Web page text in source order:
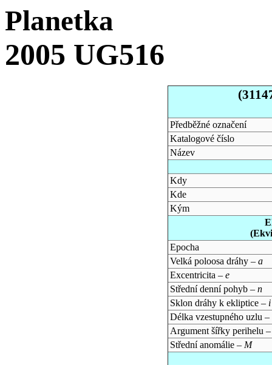
Planetka
2005 UG516
Předběžné označení
Katalogové číslo
Název
Kdy
Kde
Kým
Epocha
Velká poloosa dráhy – a
Excentricita – e
Střední denní pohyb – n
Sklon dráhy k ekliptice – i
Délka vzestupného uzlu –
Argument šířky perihelu
Střední anomálie – M